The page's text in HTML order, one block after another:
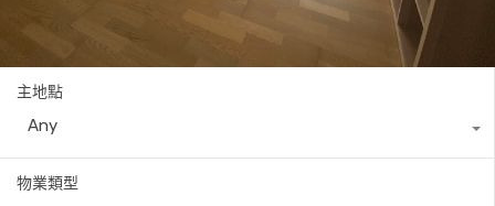
主地點
Any
物業類型